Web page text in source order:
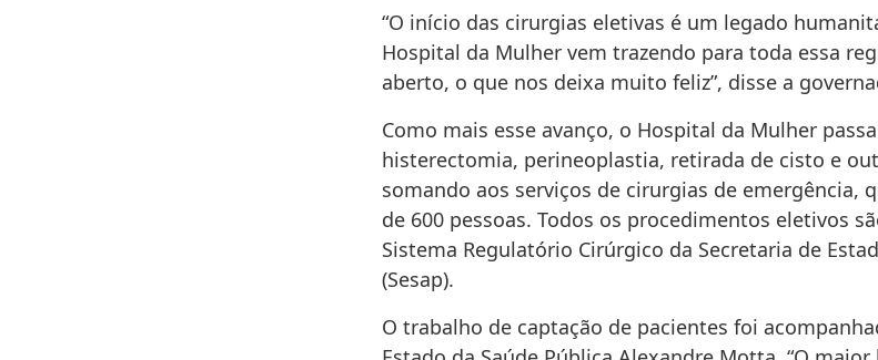
“O início das cirurgias eletivas é um legado
Hospital da Mulher vem trazendo para toda essa
aberto, o que nos deixa muito feliz”, disse a
Como mais esse avanço, o Hospital da Mulher
histerectomia, perineoplastia, retirada de cisto e
somando aos serviços de cirurgias de emergência,
de 600 pessoas. Todos os procedimentos eletivos
Sistema Regulatório Cirúrgico da Secretaria de
(Sesap).
O trabalho de captação de pacientes foi